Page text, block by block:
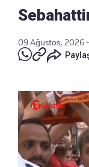
09 Ağustos, 2026